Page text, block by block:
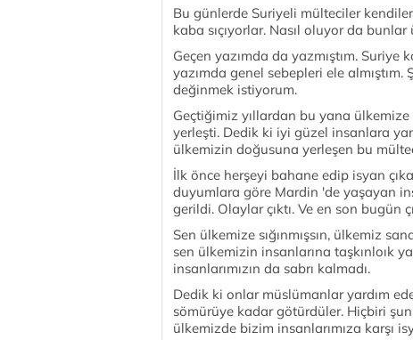
Bu günlerde Suriyeli mülteciler
kaba sıçıyorlar. Nasıl oluyor da
Geçen yazımda da yazmıştım.
yazımda genel sebepleri ele
değinmek istiyorum.
Geçtiğimiz yıllardan bu yana
yerleşti. Dedik ki iyi güzel insanlara
ülkemizin doğusuna yerleşen bu
İlk önce herşeyi bahane edip isyan
duyumlara göre Mardin 'de yaşayan
gerildi. Olaylar çıktı. Ve en son bugün
Sen ülkemize sığınmışsın, ülkemiz
sen ülkemizin insanlarına taşkınloık
insanlarımızın da sabrı kalmadı.
Dedik ki onlar müslümanlar yardım
sömürüye kadar götürdüler. Hiçbiri
ülkemizde bizim insanlarımıza karşı